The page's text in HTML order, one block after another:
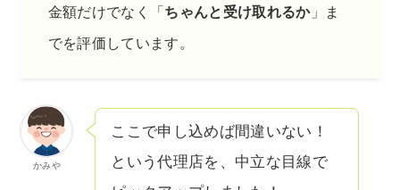
金額だけでなく「ちゃんと受け取れるか」ま
でを評価しています。
かみや
ここで申し込めば間違いない！
という代理店を、中立な目線で